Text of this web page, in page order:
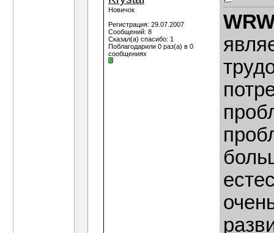
Новичок
Регистрация: 29.07.2007
Сообщений: 8
Сказал(а) спасибо: 1
Поблагодарили 0 раз(а) в 0
сообщениях